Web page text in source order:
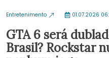
Entretenimento 01.07.2026
GTA 6 será
Brasil? Rockstar